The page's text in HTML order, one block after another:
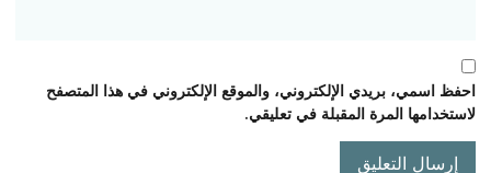
احفظ اسمي، بريدي الإلكتروني، والموقع الإلكتروني في هذا المتصفح
لاستخدامها المرة المقبلة في تعليقي.